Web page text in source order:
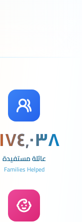
١٧٤٬٠٣٨
عائلة مستفيدة
Families Helped